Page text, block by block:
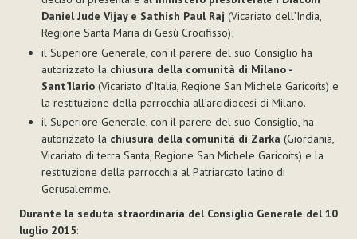
Daniel Jude Vijay e Sathish Paul Raj (Vicariato dell’India,
Regione Santa Maria di Gesù Crocifisso);
il Superiore Generale, con il parere del suo Consiglio ha
autorizzato la chiusura della comunità di Milano -
Sant’Ilario(Vicariato d’Italia, Regione San Michele Garicoïts) e
la restituzione della parrocchia all’arcidiocesi di Milano.
il Superiore Generale, con il parere del suo Consiglio, ha
autorizzato la chiusura della comunità di Zarka (Giordania,
Vicariato di terra Santa, Regione San Michele Garicoits) e la
restituzione della parrocchia al Patriarcato latino di
Gerusalemme.
Durante la seduta straordinaria del Consiglio Generale del 10
luglio 2015: